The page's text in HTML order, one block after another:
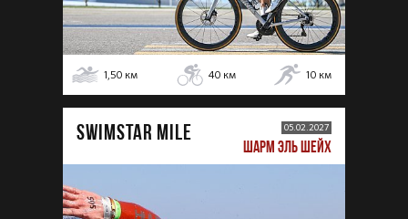
1,50 км 40 км 10 км
SWIMSTAR MILE 05.02.2027
ШАРМ ЭЛЬ ШЕЙХ